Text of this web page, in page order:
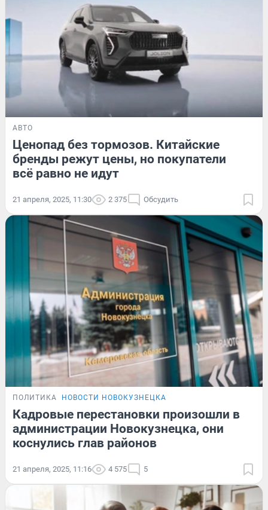
АВТО
Ценопад без тормозов. Китайские
бренды режут цены, но покупатели
всё равно не идут
21 апреля, 2025, 11:30 2 375 Обсудить
ПОЛИТИКА НОВОСТИ НОВОКУЗНЕЦКА
Кадровые перестановки произошли в
администрации Новокузнецка, они
коснулись глав районов
21 апреля, 2025, 11:16 4 575 5